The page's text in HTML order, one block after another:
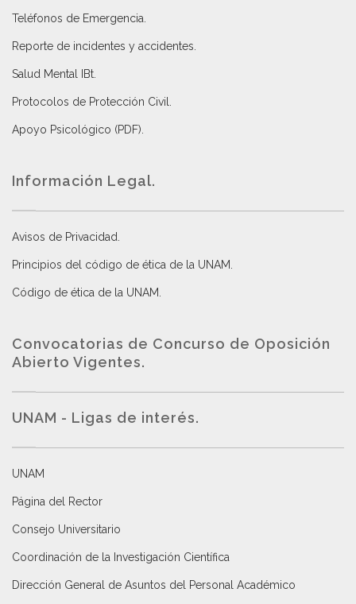
Teléfonos de Emergencia.
Reporte de incidentes y accidentes
Salud Mental IBt
Protocolos de Protección Civil
Apoyo Psicológico (PDF)
Información Legal.
Avisos de Privacidad
Principios del código de ética de la UNAM
Código de ética de la UNAM
Convocatorias de Concurso de Oposición
Abierto Vigentes.
UNAM - Ligas de interés.
UNAM
Página del Rector
Consejo Universitario
Coordinación de la Investigación Científica
Dirección General de Asuntos del Personal Académico